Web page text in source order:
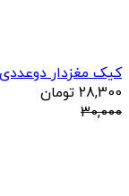
کیک مغزدار
28,300 تومان
30,000